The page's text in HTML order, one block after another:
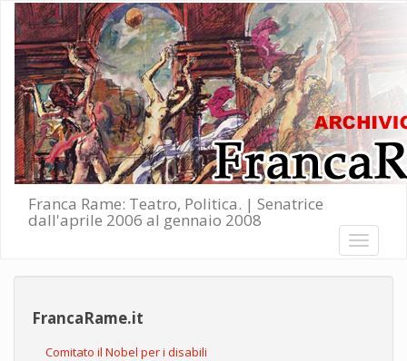
Salta al contenuto principale
Franca Rame: Teatro, Politica. | Senatrice
dall'aprile 2006 al gennaio 2008
Toggle
FrancaRame.it
Comitato il Nobel per i disabili